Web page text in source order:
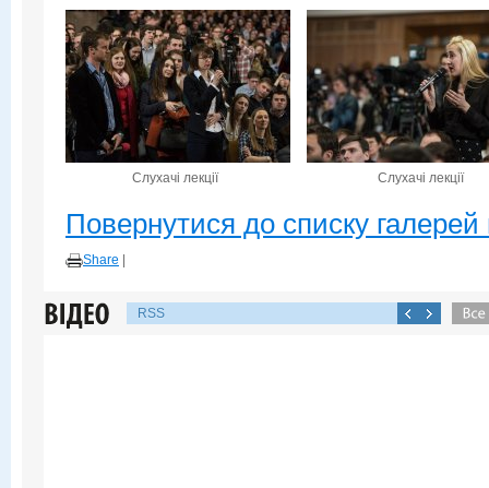
Слухачі лекції Слухачі лекції
Повернутися до списку галерей
Share
RSS